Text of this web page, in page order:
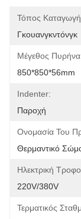
Τόπος
Γκουανγκντόνγκ
Μέγεθος
850*850*56mm
Indenter:
Παροχή
Ονομασία Του
Θερμαντικό
Ηλεκτρική
220V/380V
Τερματικός